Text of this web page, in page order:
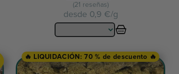
(21 reseñas)
desde 0,9 €/g
🔥 LIQUIDACIÓN: 70 % de descuento 🔥